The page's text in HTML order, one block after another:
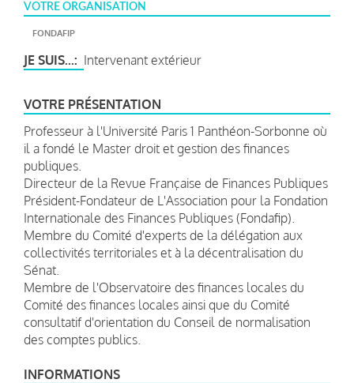
VOTRE ORGANISATION
FONDAFIP
JE SUIS... Intervenant extérieur
VOTRE PRÉSENTATION
Professeur à l'Université Paris 1 Panthéon-Sorbonne où
il a fondé le Master droit et gestion des finances
publiques.
Directeur de la Revue Française de Finances Publiques
Président-Fondateur de L'Association pour la Fondation
Internationale des Finances Publiques (Fondafip).
Membre du Comité d'experts de la délégation aux
collectivités territoriales et à la décentralisation du
Sénat.
Membre de l'Observatoire des finances locales du
Comité des finances locales ainsi que du Comité
consultatif d'orientation du Conseil de normalisation
des comptes publics.
INFORMATIONS